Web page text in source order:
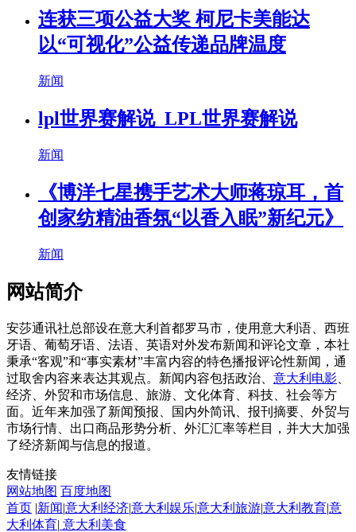
连获三项公益大奖 柯尼卡美能达
以“可视化”公益传递品牌温度
新闻
lpl世界赛解说_LPL世界赛解说
新闻
《博洋七星携手艺术大师蒋琼耳，首
创家纺精油香氛“以香入眠”新纪元》
新闻
网站简介
安莎通讯社总部设在意大利首都罗马市，使用意大利语、西班
牙语、葡萄牙语、法语、英语对外发布新闻和评论文章，本社
秉承“客观”和“事实素材”丰富内容的特色播报评论性新闻，通
过取舍内容来表达其观点。新闻内容包括政治、 意大利电影
经济、外贸和市场信息、旅游、文化体育、科技、社会等方
面。近年来加强了新闻预报、国内外简讯、报刊摘要、外贸与
市场行情、出口商品形势分析、外汇汇率等栏目，并大大加强
了经济新闻与信息的报道。
友情链接
网站地图 百度地图
首页 |新闻|意大利经济|意大利娱乐|意大利旅游|意大利教育|意
大利体育| 意大利美食